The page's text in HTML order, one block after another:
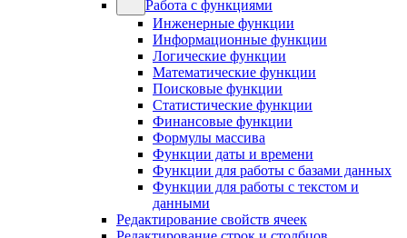
Работа с функциями
Инженерные функции
Информационные функции
Логические функции
Математические функции
Поисковые функции
Статистические функции
Финансовые функции
Формулы массива
Функции даты и времени
Функции для работы с базами данных
Функции для работы с текстом и
данными
Редактирование свойств ячеек